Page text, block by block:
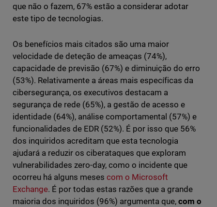
que não o fazem, 67% estão a considerar adotar
este tipo de tecnologias.
Os benefícios mais citados são uma maior
velocidade de deteção de ameaças (74%),
capacidade de previsão (67%) e diminuição do erro
(53%). Relativamente a áreas mais específicas da
cibersegurança, os executivos destacam a
segurança de rede (65%), a gestão de acesso e
identidade (64%), análise comportamental (57%) e
funcionalidades de EDR (52%). É por isso que 56%
dos inquiridos acreditam que esta tecnologia
ajudará a reduzir os ciberataques que exploram
vulnerabilidades zero-day, como o incidente que
ocorreu há alguns meses com o Microsoft
Exchange. É por todas estas razões que a grande
maioria dos inquiridos (96%) argumenta que, com o